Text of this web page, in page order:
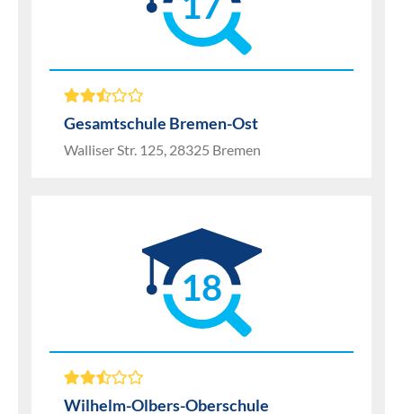
Gesamtschule Bremen-Ost
Walliser Str. 125, 28325 Bremen
18
Wilhelm-Olbers-Oberschule